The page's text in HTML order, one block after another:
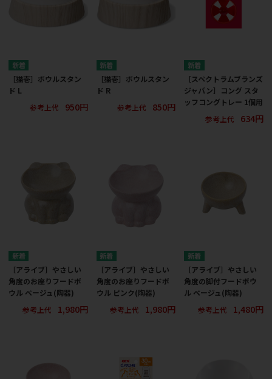
［猫壱］ボウルスタン
ド L
参考上代
950円
［猫壱］ボウルスタン
ド R
参考上代
850円
［スペクトラムブランズ
ジャパン］コング スタ
ッフコングトレー 1個用
参考上代
634円
［アライブ］やさしい
角度のお座りフードボ
ウル ベージュ(陶器)
参考上代
1,980円
［アライブ］やさしい
角度のお座りフードボ
ウル ピンク(陶器)
参考上代
1,980円
［アライブ］やさしい
角度の脚付フードボウ
ル ベージュ(陶器)
参考上代
1,480円